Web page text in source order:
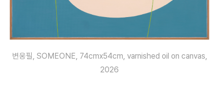
변웅필, SOMEONE, 74cmx54cm, varnished oil on canvas,
2026